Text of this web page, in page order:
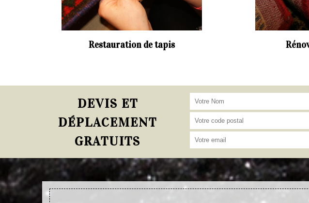
Restauration de tapis
DEVIS ET
DÉPLACEMENT
GRATUITS